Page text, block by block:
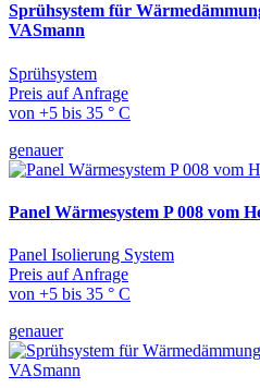
Sprühsystem für
VASmann
Sprühsystem
Preis auf Anfrage
von +5 bis 35 ° C
genauer
Panel Wärmesystem P 008 vom
Panel Isolierung System
Preis auf Anfrage
von +5 bis 35 ° C
genauer